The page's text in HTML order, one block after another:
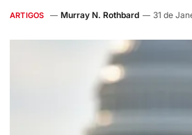
ARTIGOS Murray N. Rothbard 31 de